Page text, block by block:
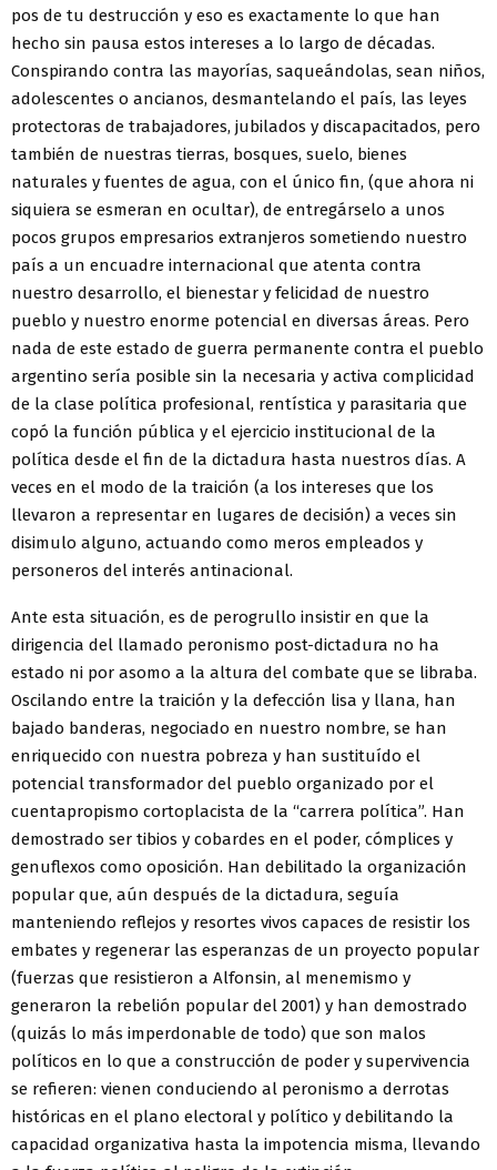
pos de tu destrucción y eso es exactamente lo que han
hecho sin pausa estos intereses a lo largo de décadas.
Conspirando contra las mayorías, saqueándolas, sean niños,
adolescentes o ancianos, desmantelando el país, las leyes
protectoras de trabajadores, jubilados y discapacitados, pero
también de nuestras tierras, bosques, suelo, bienes
naturales y fuentes de agua, con el único fin, (que ahora ni
siquiera se esmeran en ocultar), de entregárselo a unos
pocos grupos empresarios extranjeros sometiendo nuestro
país a un encuadre internacional que atenta contra
nuestro desarrollo, el bienestar y felicidad de nuestro
pueblo y nuestro enorme potencial en diversas áreas. Pero
nada de este estado de guerra permanente contra el pueblo
argentino sería posible sin la necesaria y activa complicidad
de la clase política profesional, rentística y parasitaria que
copó la función pública y el ejercicio institucional de la
política desde el fin de la dictadura hasta nuestros días. A
veces en el modo de la traición (a los intereses que los
llevaron a representar en lugares de decisión) a veces sin
disimulo alguno, actuando como meros empleados y
personeros del interés antinacional.
Ante esta situación, es de perogrullo insistir en que la
dirigencia del llamado peronismo post-dictadura no ha
estado ni por asomo a la altura del combate que se libraba.
Oscilando entre la traición y la defección lisa y llana, han
bajado banderas, negociado en nuestro nombre, se han
enriquecido con nuestra pobreza y han sustituído el
potencial transformador del pueblo organizado por el
cuentapropismo cortoplacista de la “carrera política”. Han
demostrado ser tibios y cobardes en el poder, cómplices y
genuflexos como oposición. Han debilitado la organización
popular que, aún después de la dictadura, seguía
manteniendo reflejos y resortes vivos capaces de resistir los
embates y regenerar las esperanzas de un proyecto popular
(fuerzas que resistieron a Alfonsin, al menemismo y
generaron la rebelión popular del 2001) y han demostrado
(quizás lo más imperdonable de todo) que son malos
políticos en lo que a construcción de poder y supervivencia
se refieren: vienen conduciendo al peronismo a derrotas
históricas en el plano electoral y político y debilitando la
capacidad organizativa hasta la impotencia misma, llevando